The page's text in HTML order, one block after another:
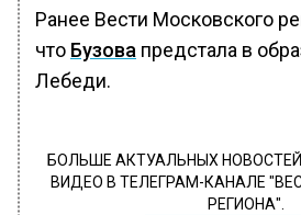
Ранее Вести Московского
что Бузова предстала в
Лебеди.
БОЛЬШЕ АКТУАЛЬНЫХ
ВИДЕО В ТЕЛЕГРАМ-КАНАЛЕ
РЕГИОНА".